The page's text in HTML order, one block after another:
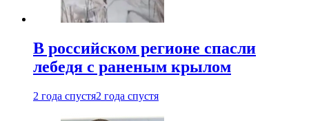
В российском регионе спасли
лебедя с раненым крылом
2 года спустя2 года спустя